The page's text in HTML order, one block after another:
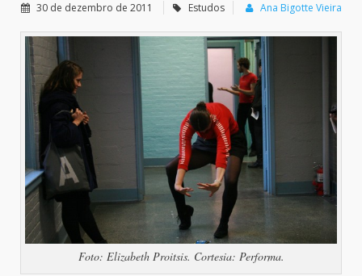
30 de dezembro de 2011 Estudos Ana Bigotte Vieira
Foto: Elizabeth Proitsis. Cortesia: Performa.